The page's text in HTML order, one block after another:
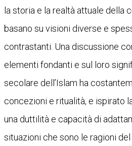
la storia e la realtà attuale della
basano su visioni diverse e
contrastanti. Una discussione
elementi fondanti e sul loro
secolare dell’Islam ha
concezioni e ritualità, e ispirato
una duttilità e capacità di
situazioni che sono le ragioni